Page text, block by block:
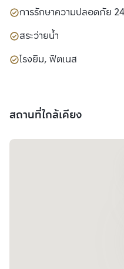
การรักษาความปลอดภัย
สระว่ายน้ำ
โรงยิม, ฟิตเนส
สถานที่ใกล้เคียง